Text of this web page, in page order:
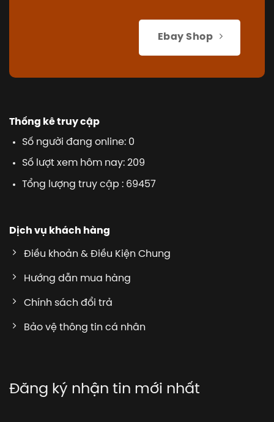
Ebay Shop
Thống kê truy cập
Số người đang online: 0
Số lượt xem hôm nay: 209
Tổng lượng truy cập : 69457
Dịch vụ khách hàng
Điều khoản & Điều Kiện Chung
Hướng dẫn mua hàng
Chính sách đổi trả
Bảo vệ thông tin cá nhân
Đăng ký nhận tin mới nhất